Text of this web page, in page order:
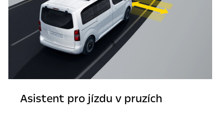
Asistent pro jízdu v pruzích